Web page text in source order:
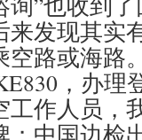
来发现其实
空路或海路
，办理
作人员，
中国边检